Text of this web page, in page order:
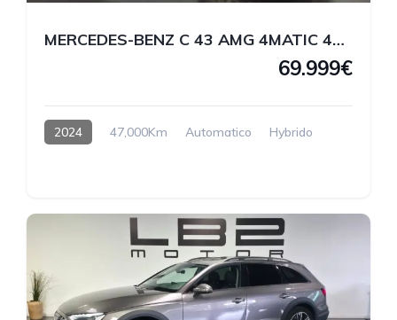
MERCEDES-BENZ C 43 AMG 4MATIC 408 CV
69.999€
2024 47,000Km Automatico Hybrido